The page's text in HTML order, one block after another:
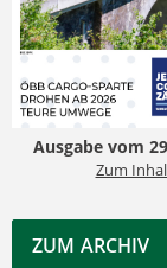
Ausgabe vom
Zum
ZUM ARCHIV